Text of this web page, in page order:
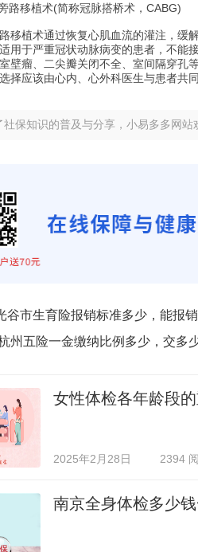
移植术(简称冠脉搭桥术，CABG)
植术通过恢复心肌血流的灌注，缓
用于严重冠状动脉病变的患者，不能
壁瘤、二尖瓣关闭不全、室间隔穿孔
择应该由心内、心外科医生与患者共同
社保知识的普及与分享，小易多多网
谷市生育险报销标准多少，能报
州五险一金缴纳比例多少，交多
女性体检各年龄段
2025年2月28日 2394
南京全身体检多少